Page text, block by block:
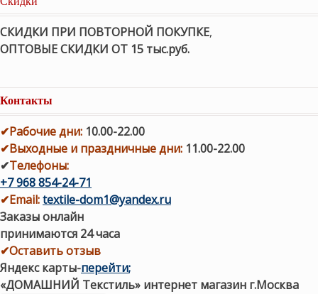
СКИДКИ ПРИ ПОВТОРНОЙ ПОКУПКЕ,
ОПТОВЫЕ СКИДКИ ОТ 15 тыс.руб.
Контакты
✔Рабочие дни: 10.00-22.00
✔Выходные и праздничные дни: 11.00-22.00
✔Телефоны:
+7 968 854-24-71
✔Email:textile-dom1@yandex.ru
Заказы онлайн
принимаются 24 часа
✔Оставить отзыв
Яндекс карты-перейти;
«ДОМАШНИЙ Текстиль» интернет магазин г.Москва